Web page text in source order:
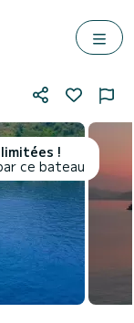
!
ce bateau